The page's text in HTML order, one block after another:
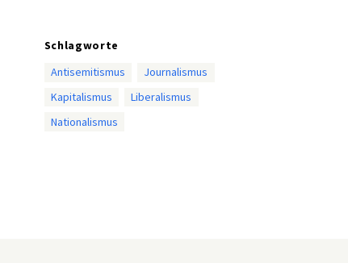
Schlagworte
Antisemitismus
Journalismus
Kapitalismus
Liberalismus
Nationalismus